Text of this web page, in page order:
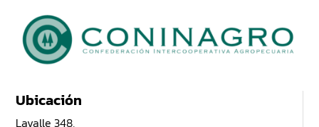
Ubicación
Lavalle 348,